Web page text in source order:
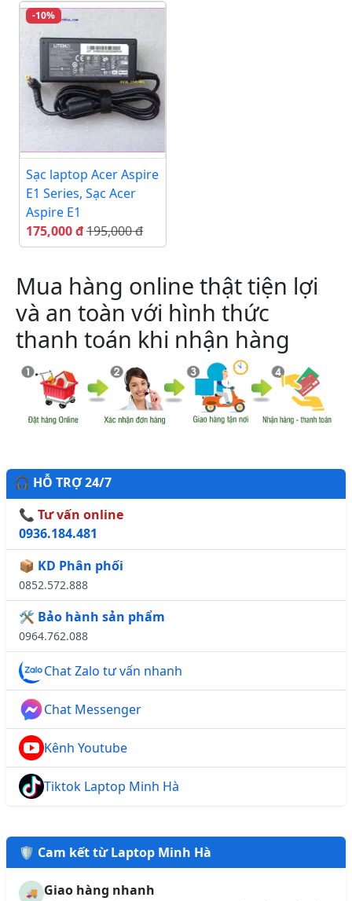
-10%
Sạc laptop Acer Aspire
E1 Series, Sạc Acer
Aspire E1
175,000 đ195,000 đ
Mua hàng online thật tiện lợi
và an toàn với hình thức
thanh toán khi nhận hàng
🎧 HỖ TRỢ 24/7
📞 Tư vấn online
0936.184.481
📦 KD Phân phối
0852.572.888
🛠️ Bảo hành sản phẩm
0964.762.088
Chat Zalo tư vấn nhanh
Chat Messenger
Kênh Youtube
Tiktok Laptop Minh Hà
🛡️ Cam kết từ Laptop Minh Hà
🚚 Giao hàng nhanh